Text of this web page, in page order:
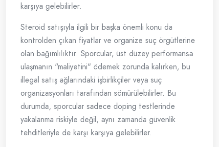
karşıya gelebilirler.
Steroid satışıyla ilgili bir başka önemli konu da
kontrolden çıkan fiyatlar ve organize suç örgütlerine
olan bağımlılıktır. Sporcular, üst düzey performansa
ulaşmanın "maliyetini" ödemek zorunda kalırken, bu
illegal satış ağlarındaki işbirlikçiler veya suç
organizasyonları tarafından sömürülebilirler. Bu
durumda, sporcular sadece doping testlerinde
yakalanma riskiyle değil, aynı zamanda güvenlik
tehditleriyle de karşı karşıya gelebilirler.